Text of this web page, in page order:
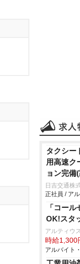
タクシー
用高速ク
ョン完
日吉交通株
正社員 / ア
「コー
OK!スタ
アルティウ
時給1,300
アルバイト